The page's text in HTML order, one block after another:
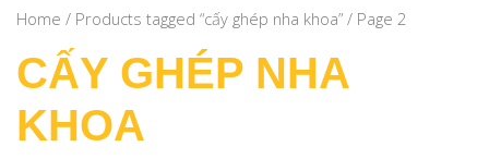
Home / Products tagged “cấy ghép nha khoa” / Page 2
CẤY GHÉP NHA
KHOA